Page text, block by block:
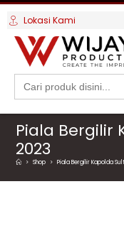
Lokasi Kami
Search
for:
Piala Bergilir
2023
> Shop > Piala Bergilir Kapolda